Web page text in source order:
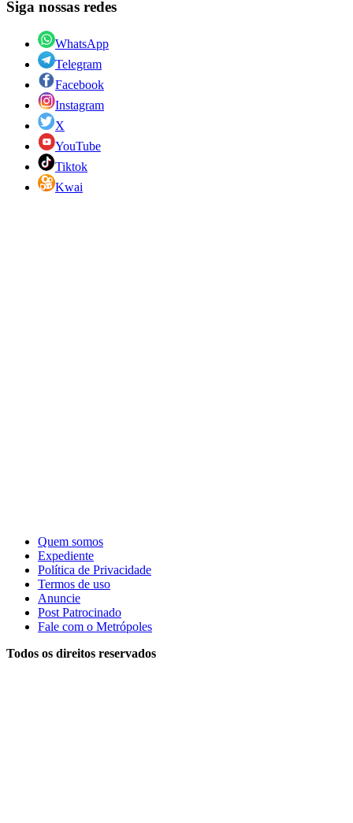
Siga nossas redes
WhatsApp
Telegram
Facebook
Instagram
X
YouTube
Tiktok
Kwai
Quem somos
Expediente
Política de Privacidade
Termos de uso
Anuncie
Post Patrocinado
Fale com o Metrópoles
Todos os direitos reservados